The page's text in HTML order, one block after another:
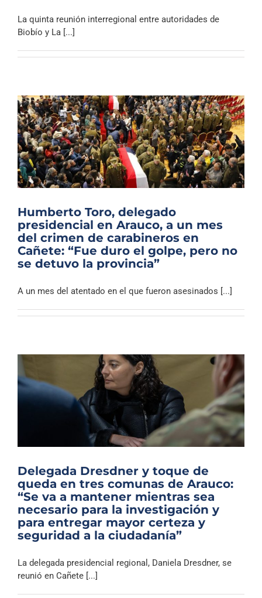
La quinta reunión interregional entre autoridades de
Biobío y La [...]
Humberto Toro, delegado
presidencial en Arauco, a un mes
del crimen de carabineros en
Cañete: “Fue duro el golpe, pero no
se detuvo la provincia”
A un mes del atentado en el que fueron asesinados [...]
Delegada Dresdner y toque de
queda en tres comunas de Arauco:
“Se va a mantener mientras sea
necesario para la investigación y
para entregar mayor certeza y
seguridad a la ciudadanía”
La delegada presidencial regional, Daniela Dresdner, se
reunió en Cañete [...]